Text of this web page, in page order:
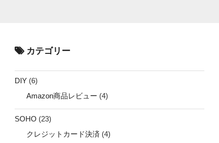
カテゴリー
DIY (6)
Amazon商品レビュー (4)
SOHO (23)
クレジットカード決済 (4)